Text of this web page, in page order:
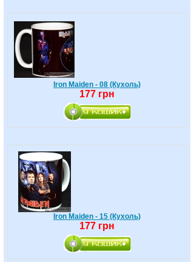
Iron Maiden - 08 (Кухоль)
177 грн
Iron Maiden - 15 (Кухоль)
177 грн